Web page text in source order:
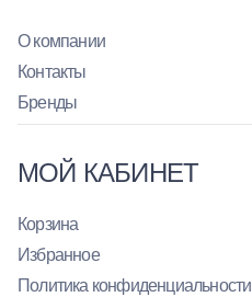
О компании
Контакты
Бренды
МОЙ КАБИНЕТ
Корзина
Избранное
Политика конфиденциальности